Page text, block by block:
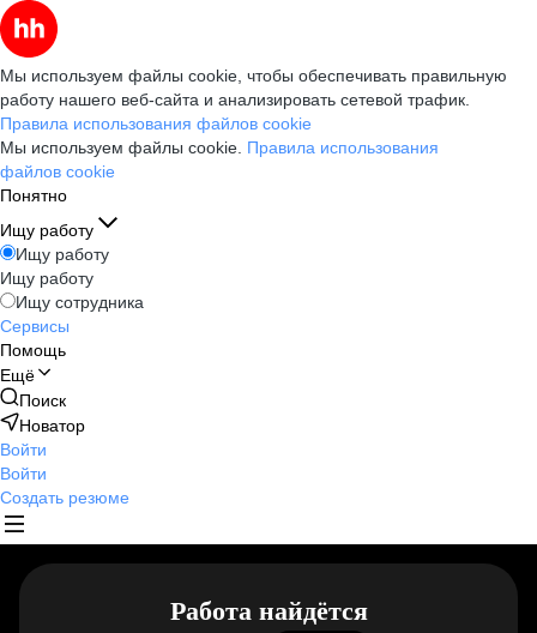
Мы используем файлы cookie, чтобы обеспечивать правильную
работу нашего веб-сайта и анализировать сетевой трафик.
Правила использования файлов cookie
Мы используем файлы cookie. Правила использования
файлов cookie
Понятно
Ищу работу
Ищу работу
Ищу работу
Ищу сотрудника
Сервисы
Помощь
Ещё
Поиск
Новатор
Войти
Войти
Создать резюме
Работа найдётся